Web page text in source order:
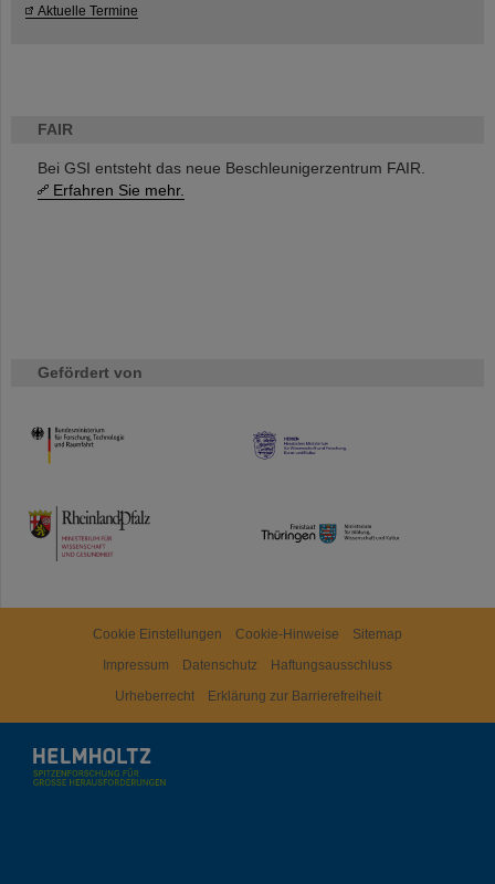
FAIR
Bei GSI entsteht das neue Beschleunigerzentrum FAIR.
Erfahren Sie mehr.
Gefördert von
HMWK
TMWWDG
Aktuelle Termine
Cookie Einstellungen Cookie-Hinweise
Sitemap
Impressum
Datenschutz
Haftungsausschluss
Urheberrecht
Erklärung zur Barrierefreiheit